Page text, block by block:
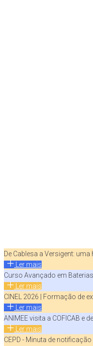
De Cablesa a Versigent:
Ler mais
Curso Avançado em
Ler mais
CINEL 2026 | Formação de
Ler mais
ANIMEE visita a COFICAB e
Ler mais
CEPD - Minuta de